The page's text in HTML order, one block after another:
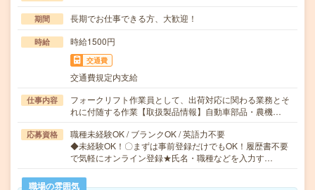
期間 長期でお仕事できる方、大歓迎！
時給 時給1500円
交通費
交通費規定内支給
仕事内容
フォークリフト作業員として、出荷対応に関わる業務とそ
れに付随する作業【取扱製品情報】自動車部品・農機…
応募資格
職種未経験OK / ブランクOK / 英語力不要
◆未経験OK！〇まずは事前登録だけでもOK！履歴書不要
で気軽にオンライン登録★氏名・職種などを入力す…
職場の雰囲気